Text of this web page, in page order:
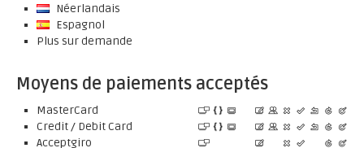
Néerlandais
Espagnol
Plus sur demande
Moyens de paiements acceptés
MasterCard
Credit / Debit Card
Acceptgiro